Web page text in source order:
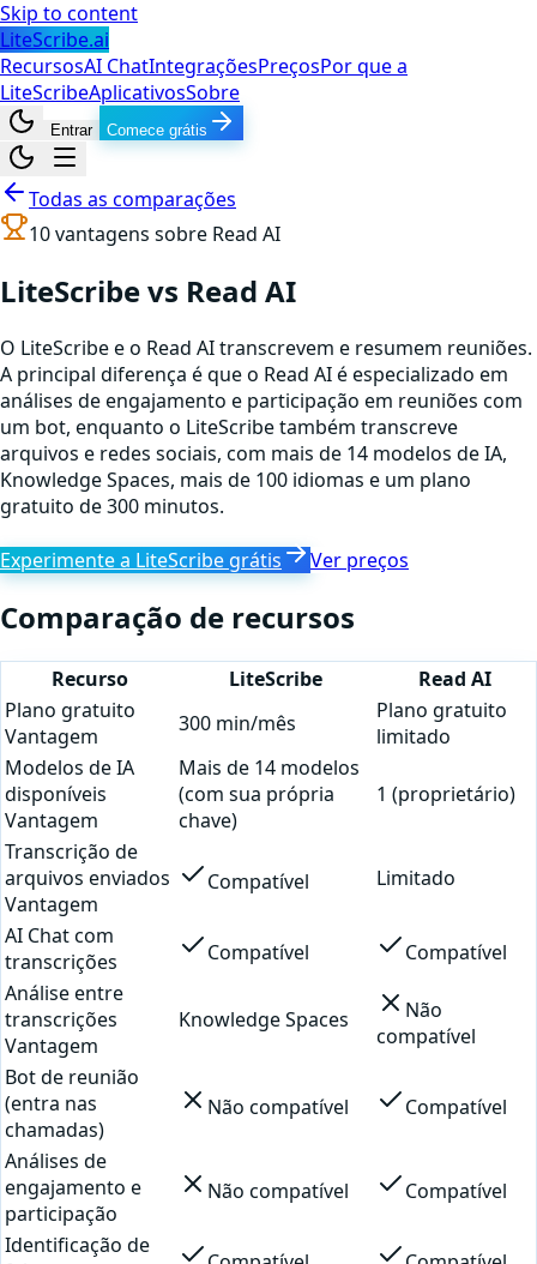
Skip to content
LiteScribe.ai
RecursosAI ChatIntegraçõesPreçosPor que a
LiteScribeAplicativosSobre
Entrar Comece grátis
Todas as comparações
10vantagens sobre Read AI
LiteScribe vs Read AI
O LiteScribe e o Read AI transcrevem e resumem reuniões.
A principal diferença é que o Read AI é especializado em
análises de engajamento e participação em reuniões com
um bot, enquanto o LiteScribe também transcreve
arquivos e redes sociais, com mais de 14 modelos de IA,
Knowledge Spaces, mais de 100 idiomas e um plano
gratuito de 300 minutos.
Experimente a LiteScribe grátis Ver preços
Comparação de recursos
Recurso LiteScribe
Read AI
Plano gratuito
Vantagem
300 min/mês
Plano gratuito
limitado
Modelos de IA
disponíveis
Vantagem
Mais de 14 modelos
(com sua própria
chave)
1 (proprietário)
Transcrição de
arquivos enviados
Vantagem
Compatível Limitado
AI Chat com
transcrições
Compatível
Compatível
Análise entre
transcrições
Vantagem
Knowledge Spaces
Não
compatível
Bot de reunião
(entra nas
chamadas)
Não compatível Compatível
Análises de
engajamento e
participação
Não compatível Compatível
Identificação de